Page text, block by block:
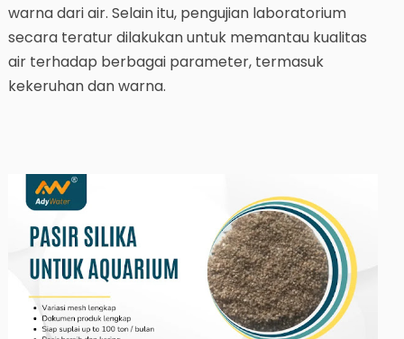
warna dari air. Selain itu, pengujian laboratorium
secara teratur dilakukan untuk memantau kualitas
air terhadap berbagai parameter, termasuk
kekeruhan dan warna.